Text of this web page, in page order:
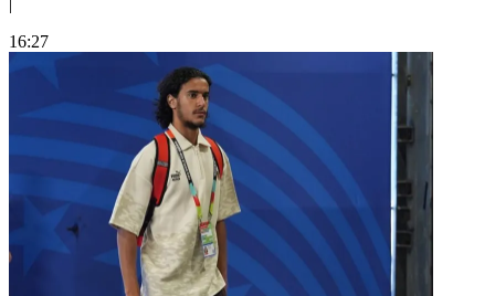
16:27